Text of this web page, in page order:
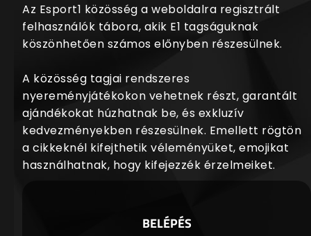
Az Esport1 közösség a weboldalra regisztrált
felhasználók tábora, akik E1 tagságuknak
köszönhetően számos előnyben részesülnek.
A közösség tagjai rendszeres
nyereményjátékokon vehetnek részt, garantált
ajándékokat húzhatnak be, és exkluzív
kedvezményekben részesülnek. Emellett rögtön
a cikkeknél kifejthetik véleményüket, emojikat
használhatnak, hogy kifejezzék érzelmeiket.
BELÉPÉS